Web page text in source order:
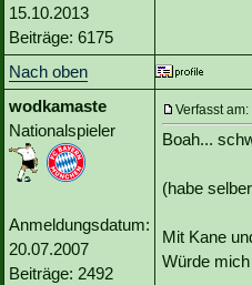
15.10.2013
Beiträge: 6175
Nach oben
wodkamaste
Nationalspieler
Anmeldungsdatum:
20.07.2007
Beiträge: 2492
Verfasst
Boah...
(habe
Mit Kane
Würde